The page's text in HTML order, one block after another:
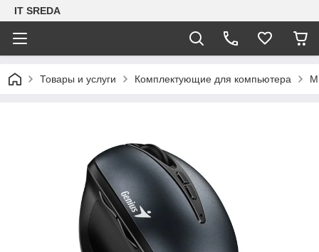
IT SREDA
Товары и услуги Комплектующие для компьютера